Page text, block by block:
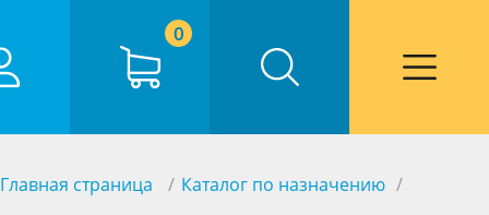
0
Главная страница
Каталог по назначению